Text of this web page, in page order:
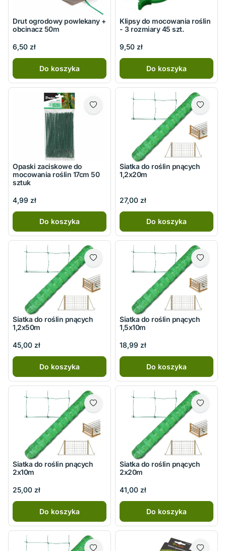
Drut ogrodowy powlekany +
obcinacz 50m
6,50 zł
Do koszyka
Klipsy do mocowania roślin
- 3 rozmiary 45 szt.
9,50 zł
Do koszyka
Opaski zaciskowe do
mocowania roślin 17cm 50
sztuk
4,99 zł
Do koszyka
Siatka do roślin pnących
1,2x20m
27,00 zł
Do koszyka
Siatka do roślin pnących
1,2x50m
45,00 zł
Do koszyka
Siatka do roślin pnących
1,5x10m
18,99 zł
Do koszyka
Siatka do roślin pnących
2x10m
25,00 zł
Do koszyka
Siatka do roślin pnących
2x20m
41,00 zł
Do koszyka